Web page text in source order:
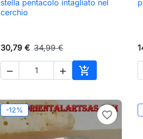
stella pentacolo intagliato nel
cerchio
30,79 € 34,99 €
  
Aggiungi al
-12% favorite_border